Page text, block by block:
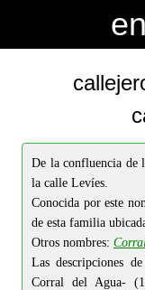
De la confluencia de
la calle Levíes.
Conocida por este
de esta familia
Otros nombres:
Las descripciones
Corral del Agua-